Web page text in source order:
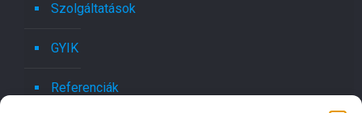
Szolgáltatások
GYIK
Referenciák